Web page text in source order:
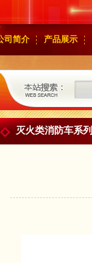
司简介 产品展示
灭火类消防车系列